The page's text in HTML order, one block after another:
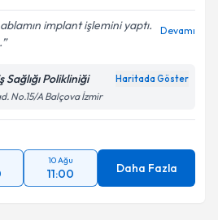
implant işlemini yaptı.
Devamı
Sağlığı Polikliniği Haritada Göster
No.15/A Balçova İzmir
10 Ağu
11:00 Daha Fazla